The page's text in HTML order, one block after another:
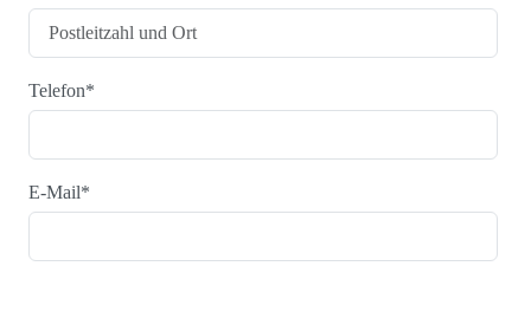
Telefon*
E-Mail*